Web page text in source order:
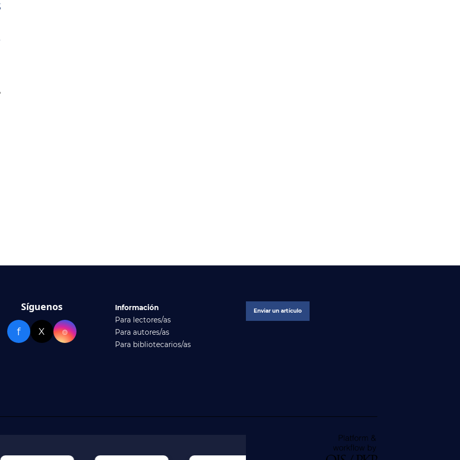
Síguenos
f X ⌾
Información
Para lectores/as
Para autores/as
Para bibliotecarios/as
Enviar un artículo